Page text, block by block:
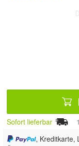
Sofort lieferbar
, Kreditkarte,